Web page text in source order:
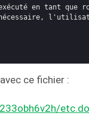
en tant que
ce fichier :